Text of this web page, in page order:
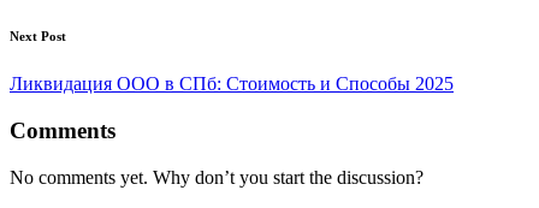
Next Post
Ликвидация ООО в СПб: Стоимость и Способы 2025
Comments
No comments yet. Why don’t you start the discussion?